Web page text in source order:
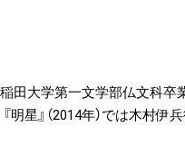
田大学第一文学部仏文科卒
明星』（2014年）では木村